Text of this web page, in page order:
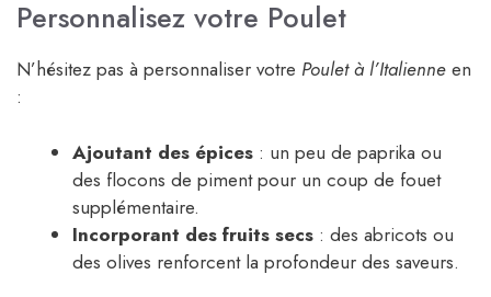
Personnalisez votre Poulet
N’hésitez pas à personnaliser votre Poulet à l’Italienne en
:
Ajoutant des épices : un peu de paprika ou
des flocons de piment pour un coup de fouet
supplémentaire.
Incorporant des fruits secs : des abricots ou
des olives renforcent la profondeur des saveurs.